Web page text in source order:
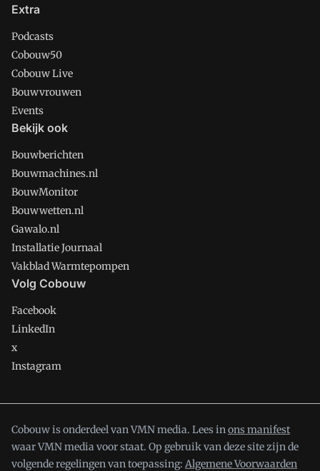
Extra
Podcasts
Cobouw50
Cobouw Live
Bouwvrouwen
Events
Bekijk ook
Bouwberichten
Bouwmachines.nl
BouwMonitor
Bouwwetten.nl
Gawalo.nl
Installatie Journaal
Vakblad Warmtepompen
Volg Cobouw
Facebook
LinkedIn
x
Instagram
Cobouw is onderdeel van VMN media. Lees inons manifest
waar VMN media voor staat. Op gebruik van deze site zijn de
volgende regelingen van toepassing: Algemene Voorwaarden